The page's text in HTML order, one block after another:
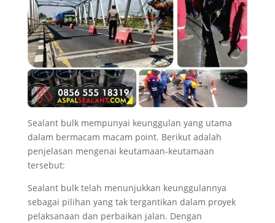
Sealant bulk mempunyai keunggulan yang utama
dalam bermacam macam point. Berikut adalah
penjelasan mengenai keutamaan-keutamaan
tersebut:
Sealant bulk telah menunjukkan keunggulannya
sebagai pilihan yang tak tergantikan dalam proyek
pelaksanaan dan perbaikan jalan. Dengan